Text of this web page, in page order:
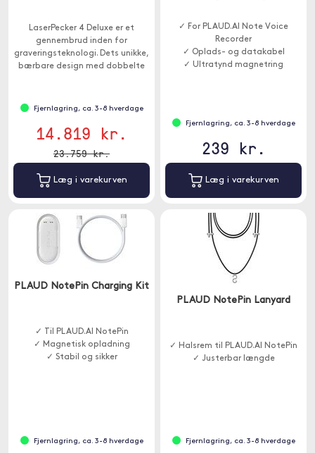
LaserPecker 4 Deluxe er et
gennembrud inden for
graveringsteknologi. Dets unikke,
bærbare design med dobbelte
materialer.
Fjernlagring, ca. 3-8 hverdage
14.819 kr.
23.759 kr.
Læg i varekurven
✓ For PLAUD.AI Note Voice
Recorder
✓ Oplads- og datakabel
✓ Ultratynd magnetring
Fjernlagring, ca. 3-8 hverdage
239 kr.
Læg i varekurven
PLAUD NotePin Charging Kit
✓ Til PLAUD.AI NotePin
✓ Magnetisk opladning
✓ Stabil og sikker
Fjernlagring, ca. 3-8 hverdage
PLAUD NotePin Lanyard
✓ Halsrem til PLAUD.AI NotePin
✓ Justerbar længde
Fjernlagring, ca. 3-8 hverdage